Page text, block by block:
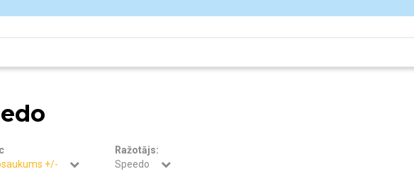
+/-
Ražotājs:
Speedo